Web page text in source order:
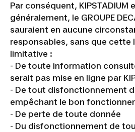
Par conséquent, KIPSTADIUM
généralement, le GROUPE
sauraient en aucune
responsables, sans que cette
limitative :
- De toute information
serait pas mise en ligne par
- De tout disfonctionnement
empêchant le bon
- De perte de toute donnée
- Du disfonctionnement de